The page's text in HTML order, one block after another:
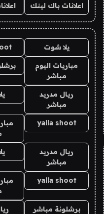
اعلانات باك لينك
يلا شوت
مباريات اليوم
مباشر
ريال مدريد
مباشر
yalla shoot
ريال مدريد
مباشر
yalla shoot
برشلونة مباشر